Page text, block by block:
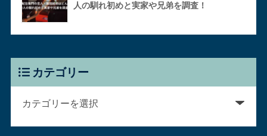
人の馴れ初めと実家や兄弟を調査！
カテゴリー